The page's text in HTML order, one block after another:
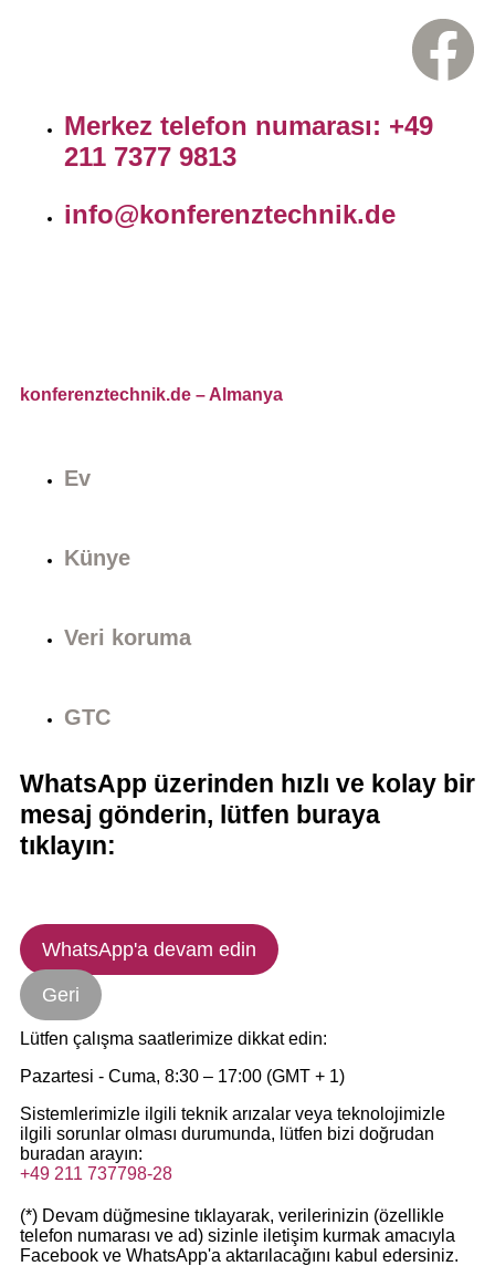
Merkez telefon numarası: +49
211 7377 9813
info@konferenztechnik.de
konferenztechnik.de – Almanya
Ev
Künye
Veri koruma
GTC
WhatsApp üzerinden hızlı ve kolay bir
mesaj gönderin, lütfen buraya
tıklayın:
WhatsApp'a devam edin
Geri
Lütfen çalışma saatlerimize dikkat edin:
Pazartesi - Cuma, 8:30 – 17:00 (GMT + 1)
Sistemlerimizle ilgili teknik arızalar veya teknolojimizle
ilgili sorunlar olması durumunda, lütfen bizi doğrudan
buradan arayın:
+49 211 737798-28
(*) Devam düğmesine tıklayarak, verilerinizin (özellikle
telefon numarası ve ad) sizinle iletişim kurmak amacıyla
Facebook ve WhatsApp'a aktarılacağını kabul edersiniz.